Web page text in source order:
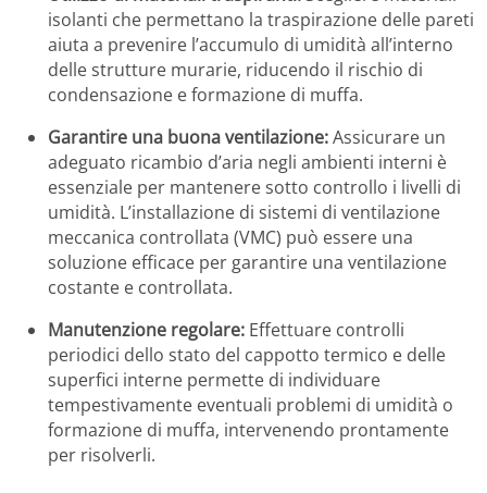
isolanti che permettano la traspirazione delle pareti
aiuta a prevenire l’accumulo di umidità all’interno
delle strutture murarie, riducendo il rischio di
condensazione e formazione di muffa.
Garantire una buona ventilazione:Assicurare un
adeguato ricambio d’aria negli ambienti interni è
essenziale per mantenere sotto controllo i livelli di
umidità. L’installazione di sistemi di ventilazione
meccanica controllata (VMC) può essere una
soluzione efficace per garantire una ventilazione
costante e controllata.
Manutenzione regolare: Effettuare controlli
periodici dello stato del cappotto termico e delle
superfici interne permette di individuare
tempestivamente eventuali problemi di umidità o
formazione di muffa, intervenendo prontamente
per risolverli.